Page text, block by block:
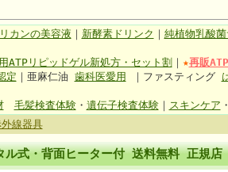
カンの美容液 ｜ 新酵素ドリンク ｜ 純植物乳酸菌
ATPリピッドゲル新処方・セット割 ｜ ★再販
定 ｜亜麻仁油 歯科医愛用 ｜ファスティング
毛髪検査体験・ 遺伝子検査体験｜ スキンケア ・
線器具
ル式・背面ヒーター付 送料無料 正規